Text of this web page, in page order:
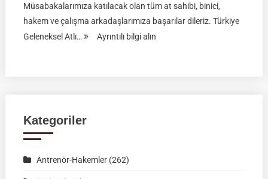
Müsabakalarımıza katılacak olan tüm at sahibi, binici,
hakem ve çalışma arkadaşlarımıza başarılar dileriz. Türkiye
Geleneksel Atlı…
Ayrıntılı bilgi alın:
Kategoriler
Antrenör-Hakemler(262)